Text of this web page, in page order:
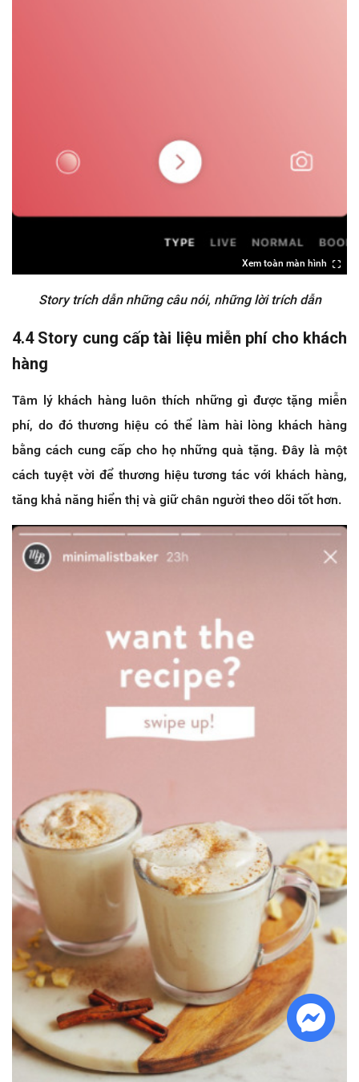
Xem toàn màn hình
Story trích dẫn những câu nói, những lời trích dẫn
4.4 Story cung cấp tài liệu miễn phí cho khách
hàng
Tâm lý khách hàng luôn thích những gì được tặng miễn
phí, do đó thương hiệu có thể làm hài lòng khách hàng
bằng cách cung cấp cho họ những quà tặng. Đây là một
cách tuyệt vời để thương hiệu tương tác với khách hàng,
tăng khả năng hiển thị và giữ chân người theo dõi tốt hơn.